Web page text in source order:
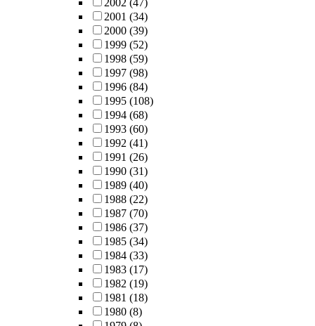
2002 (47)
2001 (34)
2000 (39)
1999 (52)
1998 (59)
1997 (98)
1996 (84)
1995 (108)
1994 (68)
1993 (60)
1992 (41)
1991 (26)
1990 (31)
1989 (40)
1988 (22)
1987 (70)
1986 (37)
1985 (34)
1984 (33)
1983 (17)
1982 (19)
1981 (18)
1980 (8)